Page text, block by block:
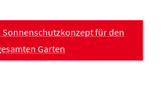
für den
Garten